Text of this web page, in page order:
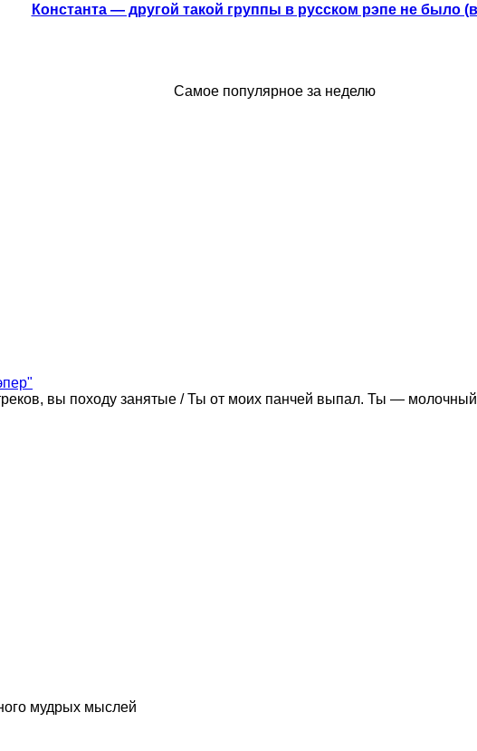
Константа — другой такой группы в русском рэпе не было
Самое популярное за неделю
вы походу занятые / Ты от моих панчей выпал. Ты —
мудрых мыслей